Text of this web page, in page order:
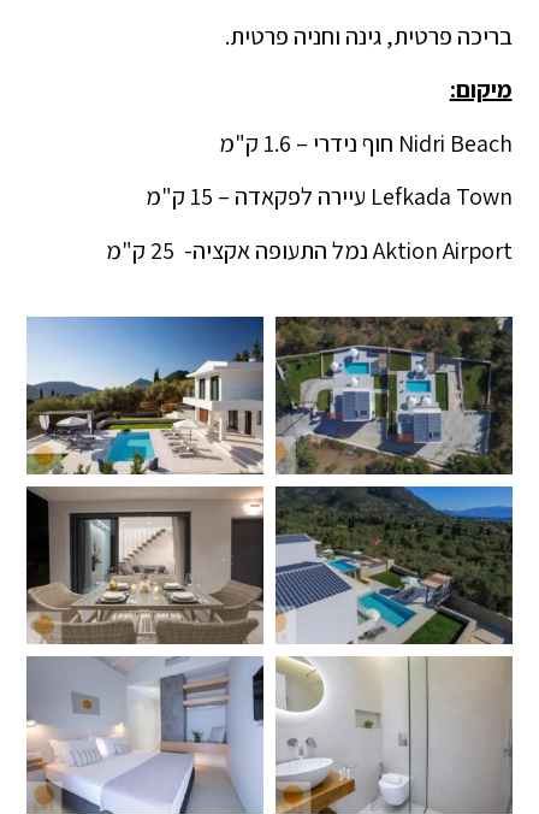
בריכה פרטית, גינה וחניה פרטית.
מיקום:
Nidri Beach חוף נידרי – 1.6 ק"מ
Lefkada Town עיירה לפקאדה – 15 ק"מ
Aktion Airport נמל התעופה אקציה- 25 ק"מ